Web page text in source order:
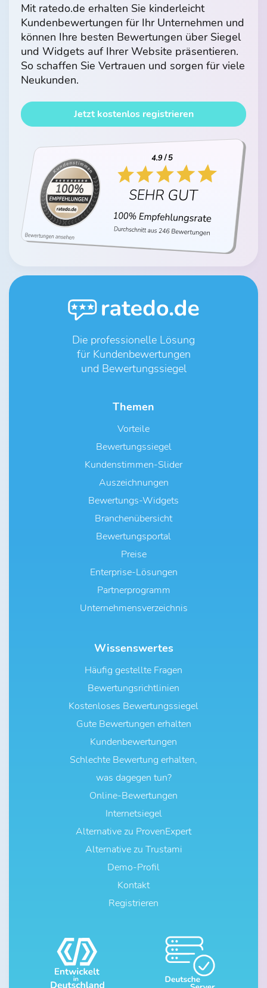
Mit ratedo.de erhalten Sie kinderleicht
Kundenbewertungen für Ihr Unternehmen und
können Ihre besten Bewertungen über Siegel
und Widgets auf Ihrer Website präsentieren.
So schaffen Sie Vertrauen und sorgen für viele
Neukunden.
Jetzt kostenlos registrieren
Die professionelle Lösung
für Kundenbewertungen
und Bewertungssiegel
Themen
Vorteile
Bewertungssiegel
Kundenstimmen-Slider
Auszeichnungen
Bewertungs-Widgets
Branchenübersicht
Bewertungsportal
Preise
Enterprise-Lösungen
Partnerprogramm
Unternehmensverzeichnis
Wissenswertes
Häufig gestellte Fragen
Bewertungsrichtlinien
Kostenloses Bewertungssiegel
Gute Bewertungen erhalten
Kundenbewertungen
Schlechte Bewertung erhalten,
was dagegen tun?
Online-Bewertungen
Internetsiegel
Alternative zu ProvenExpert
Alternative zu Trustami
Demo-Profil
Kontakt
Registrieren